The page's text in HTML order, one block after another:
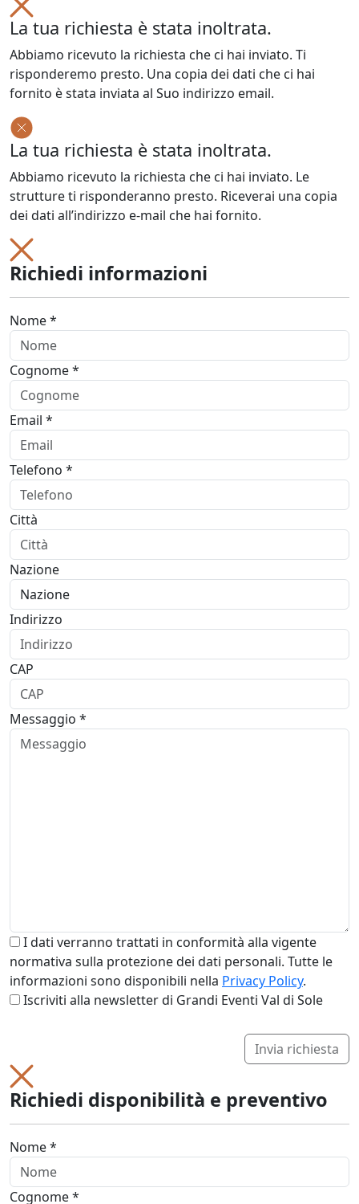
La tua richiesta è stata inoltrata.
Abbiamo ricevuto la richiesta che ci hai inviato. Ti
risponderemo presto. Una copia dei dati che ci hai
fornito è stata inviata al Suo indirizzo email.
La tua richiesta è stata inoltrata.
Abbiamo ricevuto la richiesta che ci hai inviato. Le
strutture ti risponderanno presto. Riceverai una copia
dei dati all’indirizzo e-mail che hai fornito.
Richiedi informazioni
Nome *
Cognome *
Email *
Telefono *
Città
Nazione
Indirizzo
CAP
Messaggio *
I dati verranno trattati in conformità alla vigente
normativa sulla protezione dei dati personali. Tutte le
informazioni sono disponibili nella Privacy Policy.
Iscriviti alla newsletter di Grandi Eventi Val di Sole
Invia richiesta
Richiedi disponibilità e preventivo
Nome *
Cognome *